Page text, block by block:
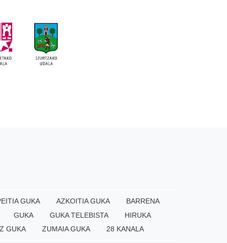
GUKA AZKOITIA GUKA
BARRENA
GUKA
GUKA TELEBISTA
HIRUKA
GUKA
ZUMAIA GUKA 28 KANALA